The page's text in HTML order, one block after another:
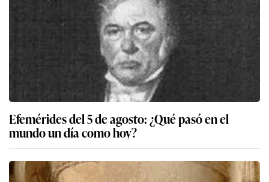
Efemérides del 5 de agosto: ¿Qué pasó en el
mundo un día como hoy?